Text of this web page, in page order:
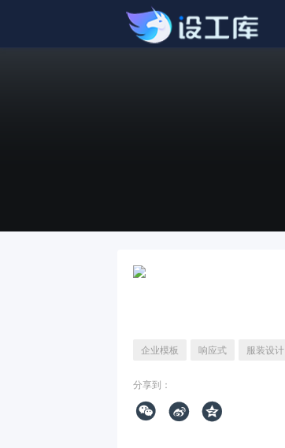
企业模板 响应式 服装设计
分享到：
  